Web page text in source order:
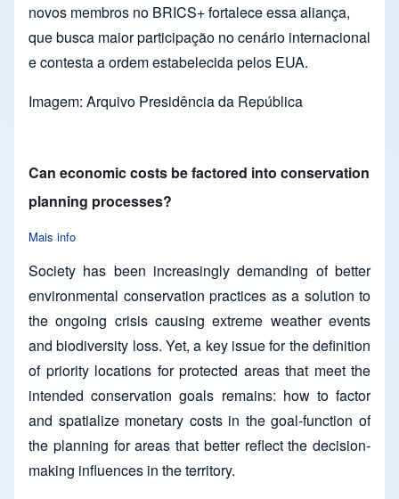
novos membros no BRICS+ fortalece essa aliança,
que busca maior participação no cenário internacional
e contesta a ordem estabelecida pelos EUA.
Imagem: Arquivo Presidência da República
Can economic costs be factored into conservation
planning processes?
Mais info
Society has been increasingly demanding of better
environmental conservation practices as a solution to
the ongoing crisis causing extreme weather events
and biodiversity loss. Yet, a key issue for the definition
of priority locations for protected areas that meet the
intended conservation goals remains: how to factor
and spatialize monetary costs in the goal-function of
the planning for areas that better reflect the decision-
making influences in the territory.